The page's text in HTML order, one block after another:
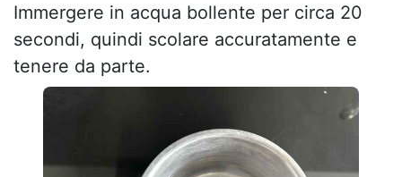
Immergere in acqua bollente per circa 20
secondi, quindi scolare accuratamente e
tenere da parte.